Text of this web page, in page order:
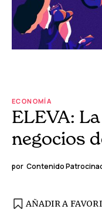
ECONOMÍA
ELEVA:
negocios
por Contenido
AÑADIR A